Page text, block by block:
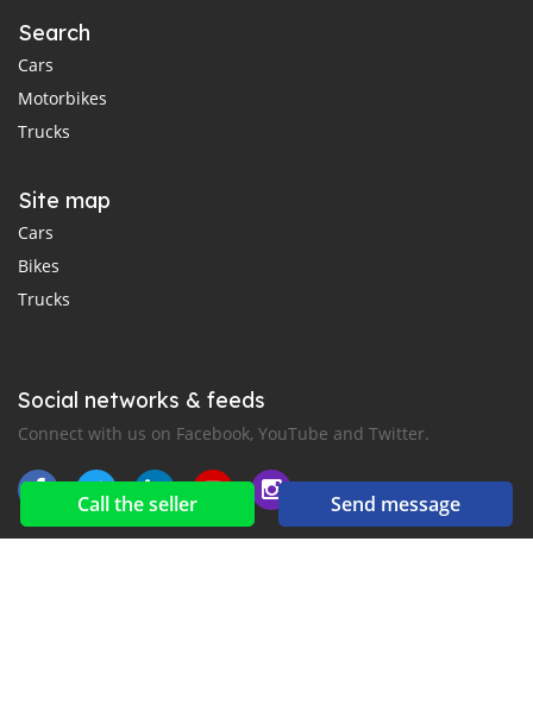
Call the seller Send message
Search
Cars
Motorbikes
Trucks
Site map
Cars
Bikes
Trucks
Social networks & feeds
Connect with us on Facebook, YouTube and Twitter.